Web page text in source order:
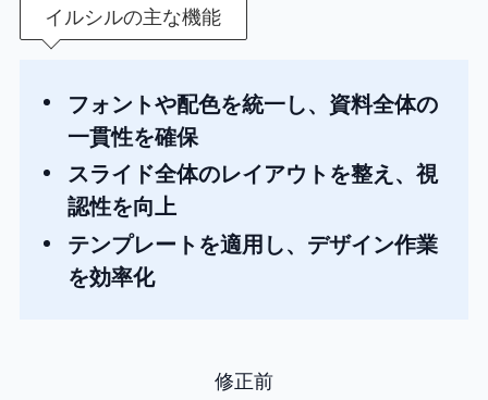
イルシルの主な機能
フォントや配色を統一し、資料全体の
一貫性を確保
スライド全体のレイアウトを整え、視
認性を向上
テンプレートを適用し、デザイン作業
を効率化
修正前